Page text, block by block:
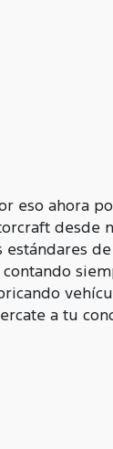
eso ahora
desde
a tu